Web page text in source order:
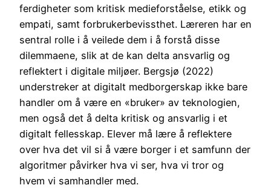
ferdigheter som kritisk medieforståelse, etikk og
empati, samt forbrukerbevissthet. Læreren har en
sentral rolle i å veilede dem i å forstå disse
dilemmaene, slik at de kan delta ansvarlig og
reflektert i digitale miljøer. Bergsjø (2022)
understreker at digitalt medborgerskap ikke bare
handler om å være en «bruker» av teknologien,
men også det å delta kritisk og ansvarlig i et
digitalt fellesskap. Elever må lære å reflektere
over hva det vil si å være borger i et samfunn der
algoritmer påvirker hva vi ser, hva vi tror og
hvem vi samhandler med.